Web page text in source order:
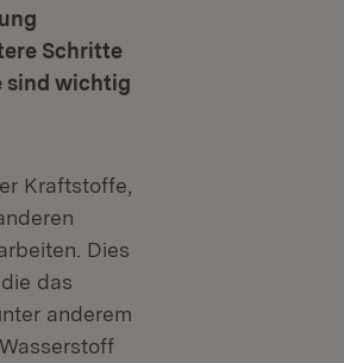
Schritte
sind wichtig
Kraftstoffe,
in neuem Fenster)
Dies
das
anderem